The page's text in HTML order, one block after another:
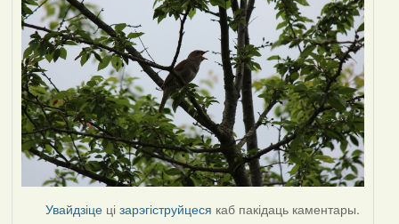
Увайдзіце цізарэгіструйцеся каб пакідаць каментары.